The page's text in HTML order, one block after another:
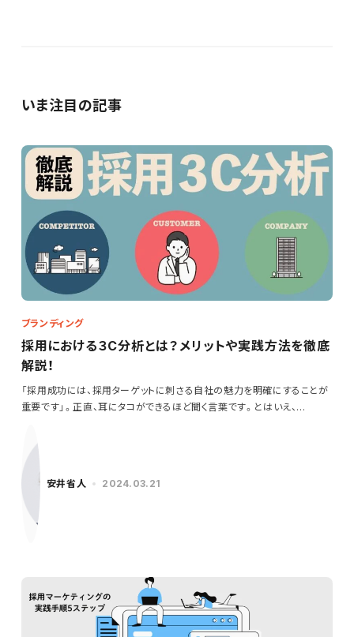
いま注目の記事
ブランディング
採用における３C分析とは？メリットや実践方法を徹底
解説！
「採用成功には、採用ターゲットに刺さる自社の魅力を明確にすることが
重要です」。正直、耳にタコができるほど聞く言葉です。とはいえ、…
安井省人 2024.03.21